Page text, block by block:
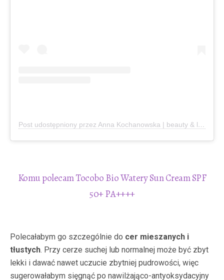
Post udostępniony przez Anna Kochanowska | beauty & lifestyle (@annemarie.blog)
Komu polecam Tocobo Bio Watery Sun Cream SPF
50+ PA++++
Polecałabym go szczególnie do cer mieszanych i
tłustych. Przy cerze suchej lub normalnej może być zbyt
lekki i dawać nawet uczucie zbytniej pudrowości, więc
sugerowałabym sięgnąć po nawilżająco-antyoksydacyjny